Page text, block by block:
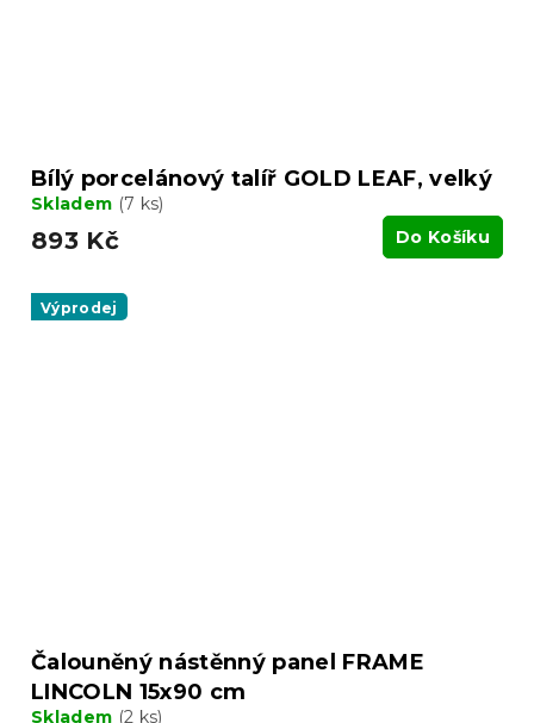
Bílý porcelánový talíř GOLD LEAF, velký
Skladem (7 ks)
893 Kč Do Košíku
Výprodej
Čalouněný nástěnný panel FRAME
LINCOLN 15x90 cm
Skladem (2 ks)